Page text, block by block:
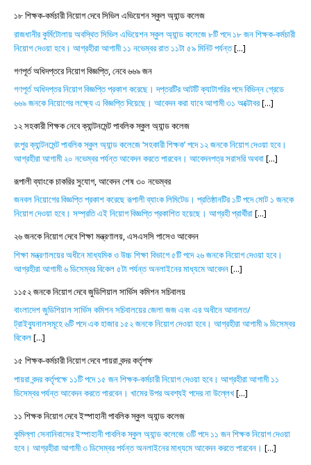
১৮ শিক্ষক-কর্মচারী নিয়োগ দেবে সিভিল এভিয়েশন স্কুল অ্যান্ড কলেজ
রাজধানীর কুর্মিটোলায় অবস্থিত সিভিল এভিয়েশন স্কুল অ্যান্ড কলেজে ৮টি পদে ১৮ জন শিক্ষক-কর্মচারী
নিয়োগ দেওয়া হবে। আগ্রহীরা আগামী ১১ নভেম্বর রাত ১১টা ৫৯ মিনিট পর্যন্ত[...]
গণপূর্ত অধিদপ্তরে নিয়োগ বিজ্ঞপ্তি, নেবে ৬৬৯ জন
গণপূর্ত অধিদপ্তর নিয়োগ বিজ্ঞপ্তি প্রকাশ করেছে। দপ্তরটির আটটি ক্যাটাগরির পদে বিভিন্ন গ্রেডে
৬৬৯ জনকে নিয়োগের লক্ষ্যে এ বিজ্ঞপ্তি দিয়েছে। আবেদন করা যাবে আগামী ৩১ অক্টোবর[...]
১২ সহকারী শিক্ষক নেবে ক্যান্টনমেন্ট পাবলিক স্কুল অ্যান্ড কলেজ
রংপুর ক্যান্টনমেন্ট পাবলিক স্কুল অ্যান্ড কলেজে ‘সহকারী শিক্ষক’ পদে ১২ জনকে নিয়োগ দেওয়া হবে।
আগ্রহীরা আগামী ২০ নভেম্বর পর্যন্ত আবেদন করতে পারবেন। আবেদনপত্র সরাসরি অথবা[...]
রূপালী ব্যাংকে চাকরির সুযোগ, আবেদন শেষ ৩০ নভেম্বর
জনবল নিয়োগের বিজ্ঞপ্তি প্রকাশ করেছে রূপালী ব্যাংক লিমিটেড। প্রতিষ্ঠানটির ১টি পদে মোট ১ জনকে
নিয়োগ দেওয়া হবে। সম্প্রতি এই নিয়োগ বিজ্ঞপ্তি প্রকাশিত হয়েছে। আগ্রহী প্রার্থীরা[...]
২৬ জনকে নিয়োগ দেবে শিক্ষা মন্ত্রণালয়, এসএসসি পাসেও আবেদন
শিক্ষা মন্ত্রণালয়ের অধীনে মাধ্যমিক ও উচ্চ শিক্ষা বিভাগে ৫টি পদে ২৬ জনকে নিয়োগ দেওয়া হবে।
আগ্রহীরা আগামী ৬ ডিসেম্বর বিকেল ৫টা পর্যন্ত অনলাইনের মাধ্যমে আবেদন[...]
১১৫২ জনকে নিয়োগ দেবে জুডিশিয়াল সার্ভিস কমিশন সচিবালয়
বাংলাদেশ জুডিশিয়াল সার্ভিস কমিশন সচিবালয়ের জেলা জজ এবং এর অধীনে আদালত/
ট্রাইব্যুনালসমূহে ৬টি পদে এক হাজার ১৫২ জনকে নিয়োগ দেওয়া হবে। আগ্রহীরা আগামী ৯ ডিসেম্বর
বিকেল[...]
১৫ শিক্ষক-কর্মচারী নিয়োগ দেবে পায়রা বন্দর কর্তৃপক্ষ
পায়রা বন্দর কর্তৃপক্ষে ১১টি পদে ১৫ জন শিক্ষক-কর্মচারী নিয়োগ দেওয়া হবে। আগ্রহীরা আগামী ১১
ডিসেম্বর পর্যন্ত আবেদন করতে পারবেন। খামের উপর অবশ্যই পদের না উল্লেখ[...]
১১ শিক্ষক নিয়োগ দেবে ইস্পাহানী পাবলিক স্কুল অ্যান্ড কলেজ
কুমিল্লা সেনানিবাসের ইস্পাহানী পাবলিক স্কুল অ্যান্ড কলেজে ৩টি পদে ১১ জন শিক্ষক নিয়োগ দেওয়া
হবে। আগ্রহীরা আগামী ৩ ডিসেম্বর পর্যন্ত অনলাইনের মাধ্যমে আবেদন করতে পারবেন। [...]